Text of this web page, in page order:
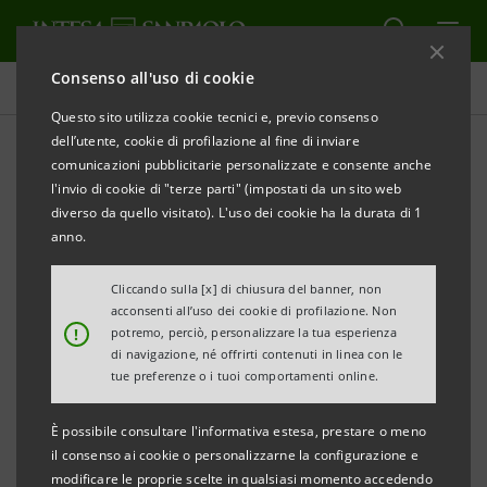
Consenso all'uso di cookie
Questo sito utilizza cookie tecnici e, previo consenso
dell’utente, cookie di profilazione al fine di inviare
comunicazioni pubblicitarie personalizzate e consente anche
l'invio di cookie di "terze parti" (impostati da un sito web
diverso da quello visitato). L'uso dei cookie ha la durata di 1
anno.
!
Cliccando sulla [x] di chiusura del banner, non
acconsenti all’uso dei cookie di profilazione. Non
potremo, perciò, personalizzare la tua esperienza
di navigazione, né offrirti contenuti in linea con le
tue preferenze o i tuoi comportamenti online.
È possibile consultare l'informativa estesa, prestare o meno
il consenso ai cookie o personalizzarne la configurazione e
modificare le proprie scelte in qualsiasi momento accedendo
Il governo della sostenibilità
Integrità nella condotta
aziendale
AGGIORNA
Il Gruppo Intesa Sanpaolo riconosce che il rispetto
condotta riveste un'importanza rilevante, anche dal
punto di vista strategico, e pertanto agisce nella